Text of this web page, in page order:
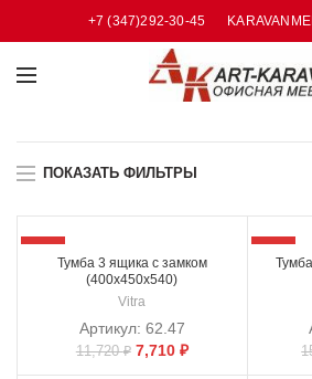
+7 (347)292-30-45
ПОКАЗАТЬ ФИЛЬТРЫ
-34%
Тумба 3 ящика с замком
(400х450х540)
Vitra
Артикул: 62.47
11,720₽ 7,710 ₽
-34%